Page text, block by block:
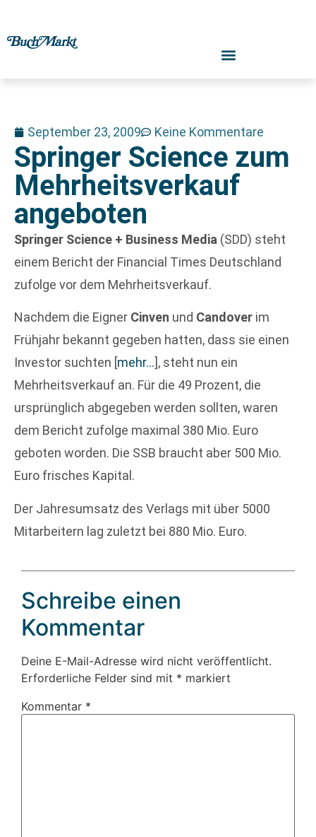
September 23, 2009 Keine Kommentare
Springer Science zum
Mehrheitsverkauf
angeboten
Springer Science + Business Media (SDD) steht
einem Bericht der Financial Times Deutschland
zufolge vor dem Mehrheitsverkauf.
Nachdem die Eigner Cinven und Candover im
Frühjahr bekannt gegeben hatten, dass sie einen
Investor suchten [mehr…], steht nun ein
Mehrheitsverkauf an. Für die 49 Prozent, die
ursprünglich abgegeben werden sollten, waren
dem Bericht zufolge maximal 380 Mio. Euro
geboten worden. Die SSB braucht aber 500 Mio.
Euro frisches Kapital.
Der Jahresumsatz des Verlags mit über 5000
Mitarbeitern lag zuletzt bei 880 Mio. Euro.
Schreibe einen
Kommentar
Deine E-Mail-Adresse wird nicht veröffentlicht.
Erforderliche Felder sind mit * markiert
Kommentar *